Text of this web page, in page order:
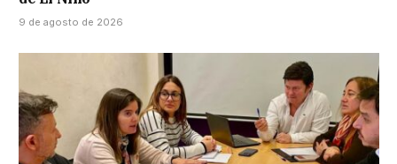
9 de agosto de 2026